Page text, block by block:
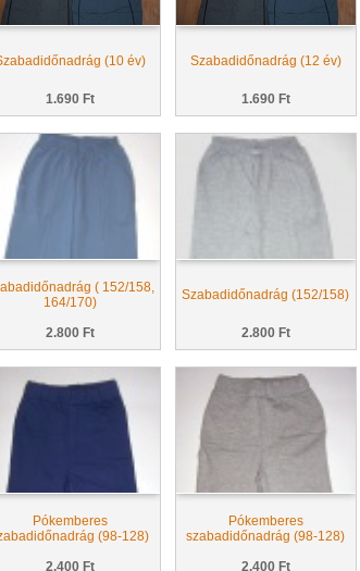
(10 év)
1.690 Ft
Szabadidőnadrág (12 év)
1.690 Ft
( 152/158,
164/170)
2.800 Ft
Szabadidőnadrág (152/158)
2.800 Ft
Pókemberes
(98-128)
2.400 Ft
Pókemberes
szabadidőnadrág (98-128)
2.400 Ft